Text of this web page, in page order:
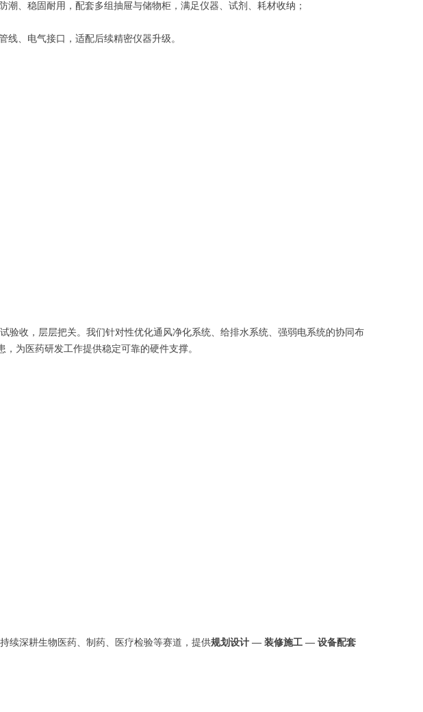
、稳固耐用，配套多组抽屉与储物柜，满足仪器、试剂、耗材收纳；
、电气接口，适配后续精密仪器升级。
收，层层把关。我们针对性优化通风净化系统、给排水系统、强弱电系统的协同布
为医药研发工作提供稳定可靠的硬件支撑。
续深耕生物医药、制药、医疗检验等赛道，提供规划设计 — 装修施工 — 设备配套